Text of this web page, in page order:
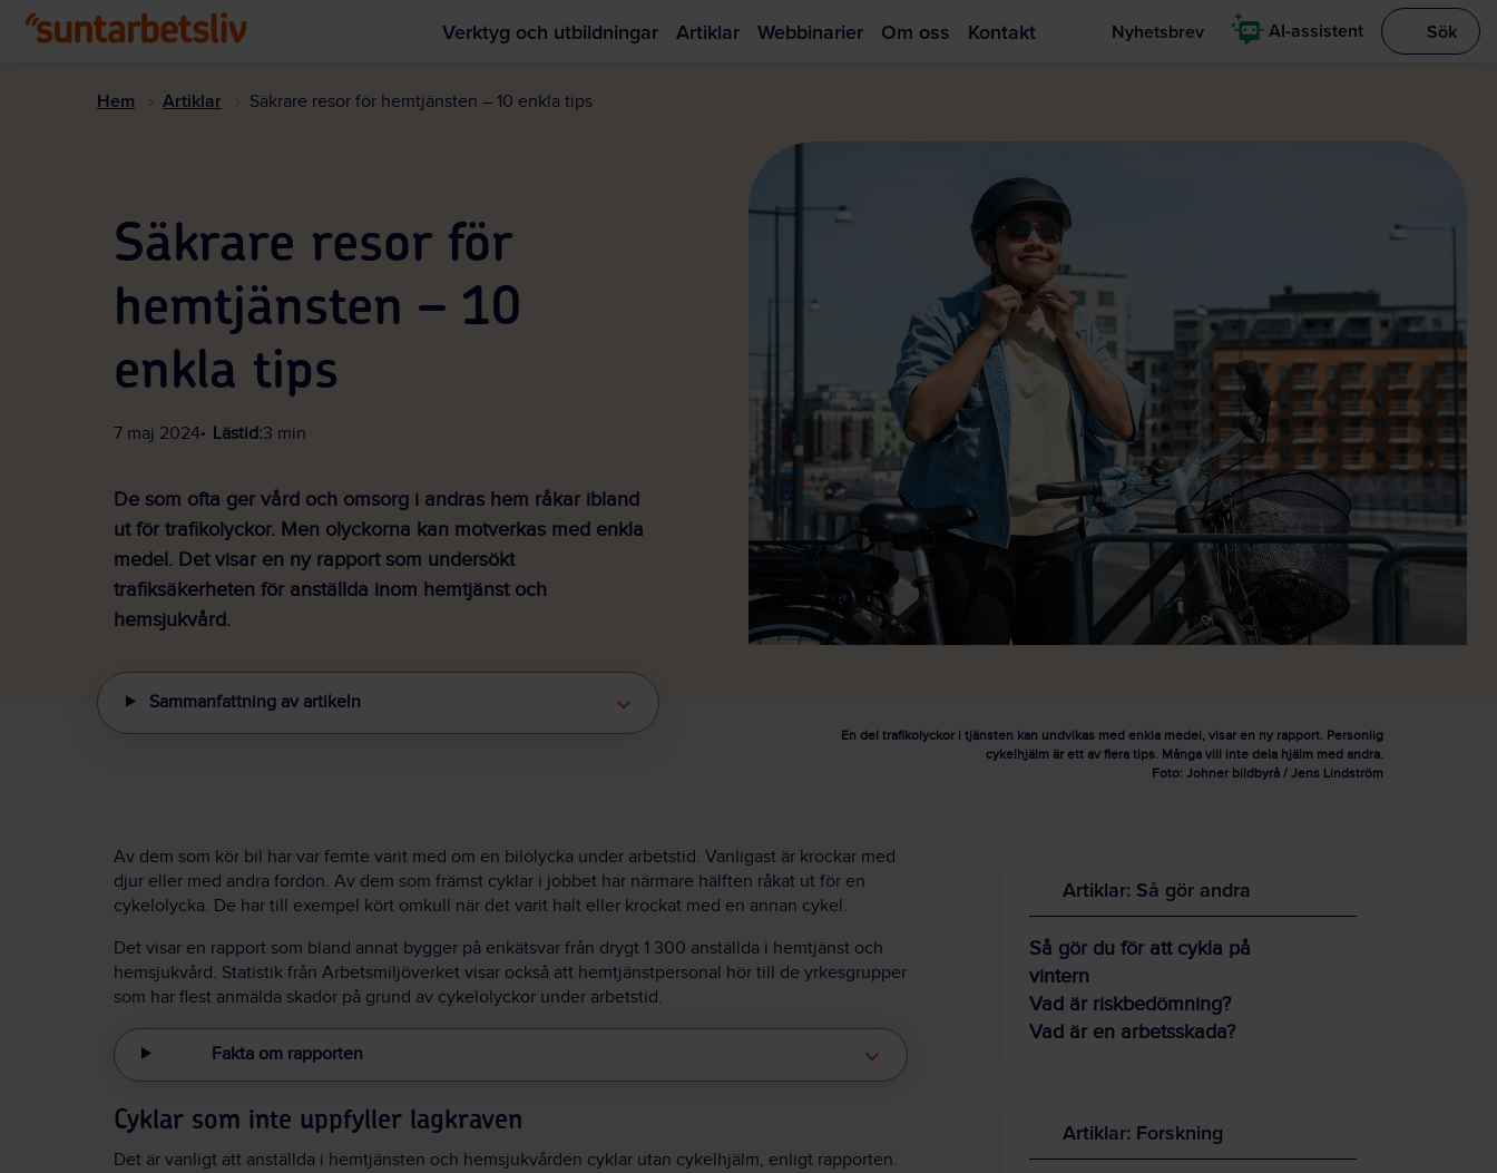
Verktyg och utbildningar Artiklar Webbinarier Om oss Kontakt Nyhetsbrev AI-assistent Visa
Sök
Hem Artiklar Säkrare resor för hemtjänsten – 10 enkla tips
Säkrare resor för
hemtjänsten – 10
enkla tips
7 maj 2024 Lästid:3 min
De som ofta ger vård och omsorg i andras hem råkar ibland
ut för trafikolyckor. Men olyckorna kan motverkas med enkla
medel. Det visar en ny rapport som undersökt
trafiksäkerheten för anställda inom hemtjänst och
hemsjukvård.
En del trafikolyckor i tjänsten kan undvikas med enkla medel, visar en ny rapport. Personlig
cykelhjälm är ett av flera tips. Många vill inte dela hjälm med andra.
Foto: Johner bildbyrå / Jens Lindström
Sammanfattning av artikeln
Av dem som kör bil har var femte varit med om en bilolycka under arbetstid. Vanligast är krockar med
djur eller med andra fordon. Av dem som främst cyklar i jobbet har närmare hälften råkat ut för en
cykelolycka. De har till exempel kört omkull när det varit halt eller krockat med en annan cykel.
Det visar en rapport som bland annat bygger på enkätsvar från drygt 1 300 anställda i hemtjänst och
hemsjukvård. Statistik från Arbetsmiljöverket visar också att hemtjänstpersonal hör till de yrkesgrupper
som har flest anmälda skador på grund av cykelolyckor under arbetstid.
Fakta om rapporten
Cyklar som inte uppfyller lagkraven
Det är vanligt att anställda i hemtjänsten och hemsjukvården cyklar utan cykelhjälm, enligt rapporten.
Artiklar: Så gör andra
Så gör du för att cykla på
vintern
Vad är riskbedömning?
Vad är en arbetsskada?
Artiklar: Forskning